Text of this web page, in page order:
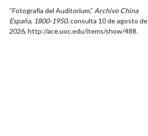
“Fotografía del Auditorium,” Archivo China
España, 1800-1950, consulta 10 de agosto de
2026,http://ace.uoc.edu/items/show/488.